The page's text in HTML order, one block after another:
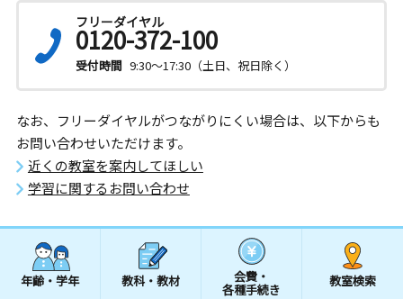
フリーダイヤル
0120-372-100
受付時間 9:30～17:30（土日、祝日除く）
なお、フリーダイヤルがつながりにくい場合は、以下からも
お問い合わせいただけます。
近くの教室を案内してほしい
学習に関するお問い合わせ
年齢・学年 教科・教材 会費・
各種手続き
教室検索